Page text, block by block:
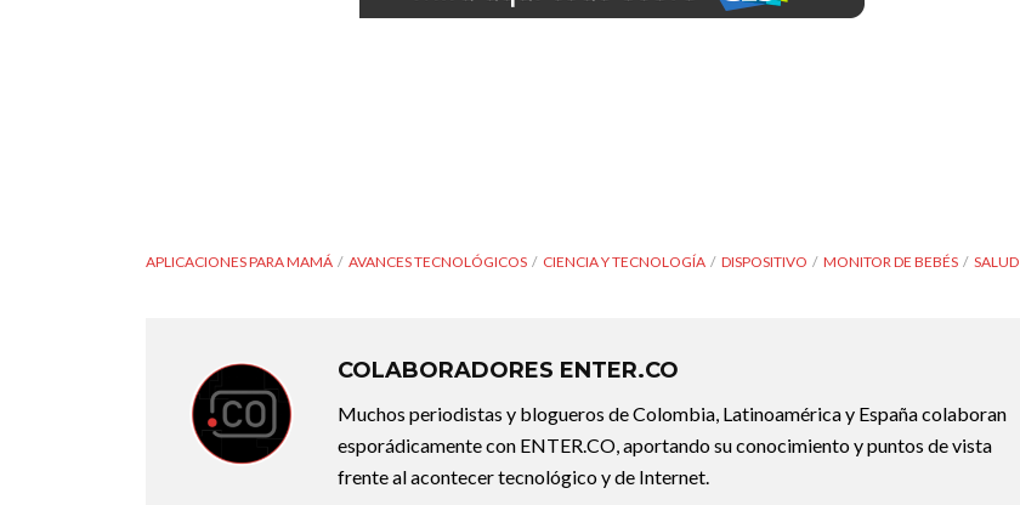
APLICACIONES PARA MAMÁ AVANCES TECNOLÓGICOS CIENCIA Y TECNOLOGÍA DISPOSITIVO MONITOR DE BEBÉS SALUD
COLABORADORES ENTER.CO
Muchos periodistas y blogueros de Colombia, Latinoamérica y España colaboran
esporádicamente con ENTER.CO, aportando su conocimiento y puntos de vista
frente al acontecer tecnológico y de Internet.